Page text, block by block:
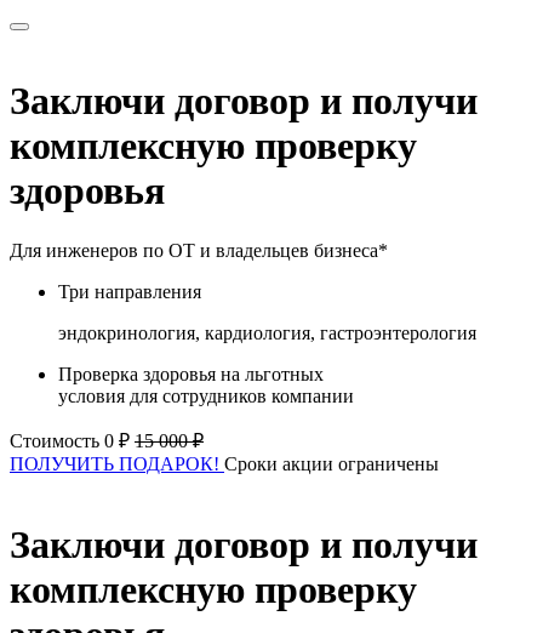
Заключи договор и получи
комплексную проверку
здоровья
Для инженеров по ОТ и владельцев бизнеса*
Три направления
эндокринология, кардиология, гастроэнтерология
Проверка здоровья на льготных
условия для сотрудников компании
Стоимость 0 ₽ 15 000 ₽
ПОЛУЧИТЬ ПОДАРОК! Сроки акции ограничены
Заключи договор и получи
комплексную проверку